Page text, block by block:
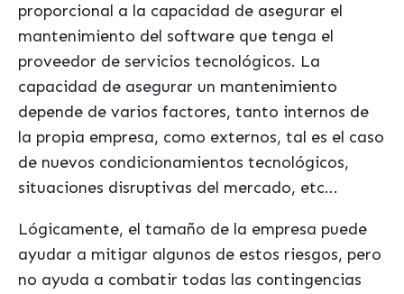
proporcional a la capacidad de asegurar el
mantenimiento del software que tenga el
proveedor de servicios tecnológicos. La
capacidad de asegurar un mantenimiento
depende de varios factores, tanto internos de
la propia empresa, como externos, tal es el caso
de nuevos condicionamientos tecnológicos,
situaciones disruptivas del mercado, etc...
Lógicamente, el tamaño de la empresa puede
ayudar a mitigar algunos de estos riesgos, pero
no ayuda a combatir todas las contingencias